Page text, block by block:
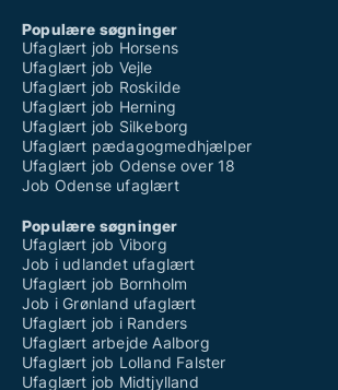
Populære søgninger
Ufaglært job Horsens
Ufaglært job Vejle
Ufaglært job Roskilde
Ufaglært job Herning
Ufaglært job Silkeborg
Ufaglært pædagogmedhjælper
Ufaglært job Odense over 18
Job Odense ufaglært
Populære søgninger
Ufaglært job Viborg
Job i udlandet ufaglært
Ufaglært job Bornholm
Job i Grønland ufaglært
Ufaglært job i Randers
Ufaglært arbejde Aalborg
Ufaglært job Lolland Falster
Ufaglært job Midtjylland